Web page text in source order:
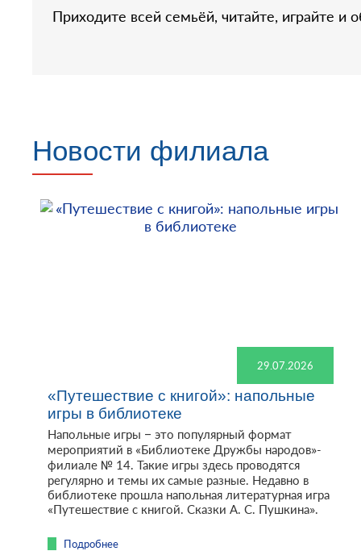
Приходите всей семьёй, читайте, играйте и
Новости филиала
29.07.2026
«Путешествие с книгой»: напольные
игры в библиотеке
Напольные игры – это популярный формат
мероприятий в «Библиотеке Дружбы народов»-
филиале № 14. Такие игры здесь проводятся
регулярно и темы их самые разные. Недавно в
библиотеке прошла напольная литературная игра
«Путешествие с книгой. Сказки А. С. Пушкина».
Подробнее